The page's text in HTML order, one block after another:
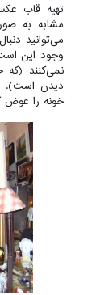
تهیه قاب
مشابه به
می‌توانید
وجود این
نمی‌کنند (که
دیدن است).
خونه را عوض